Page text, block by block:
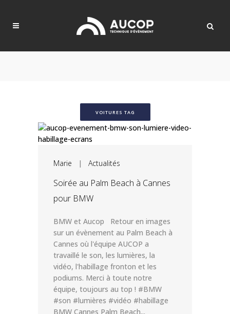
VOITURES TAG
Marie | Actualités
Soirée au Palm Beach à Cannes
pour BMW
BMW et Aucop Retour en images
sur un évènement au Palm Beach à
Cannes où l'équipe AUCOP a
travaillé le son, les lumières, la
vidéo, l'habillage fronton et les
podiums. Merci à toute notre
équipe, toujours au top ! #BMW
#son #lumières #vidéo #habillage
BMW Cannes Palm Beach...